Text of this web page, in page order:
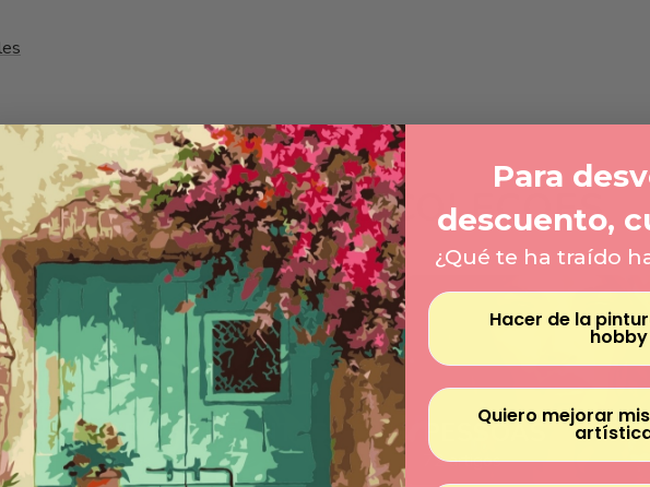
Ã
O
:
OUTRAS COLEÇÕES
FLORES E PLANTAS
81 artigos
PESSOAS
72 artigos
Para
descuento,
¿Qué te ha traído
Hacer de la
hobby
Quiero mejorar